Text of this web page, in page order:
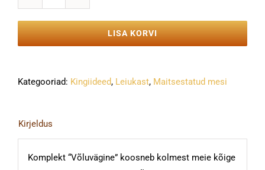
-
TÕMS,
ingveriga,
LISA KORVI
Kategooriad: Kingiideed, Leiukast, Maitsestatud mesi
Kirjeldus
Komplekt “Võluvägine” koosneb kolmest meie kõige